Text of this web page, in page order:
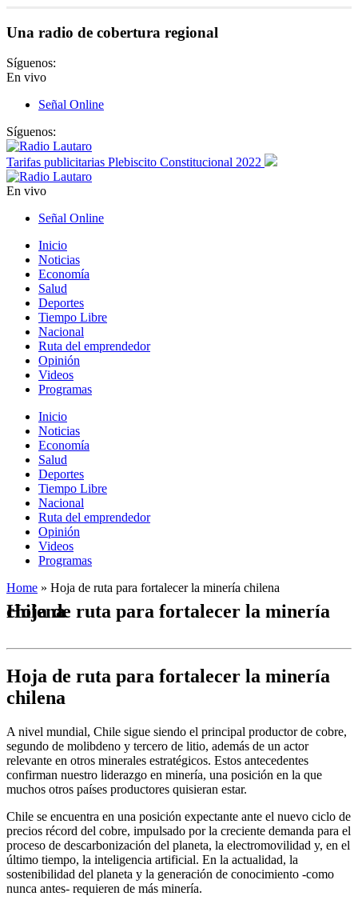
Una radio de cobertura regional
Síguenos:
En vivo
Señal Online
Síguenos:
Tarifas publicitarias Plebiscito Constitucional 2022
En vivo
Señal Online
Inicio
Noticias
Economía
Salud
Deportes
Tiempo Libre
Nacional
Ruta del emprendedor
Opinión
Videos
Programas
Inicio
Noticias
Economía
Salud
Deportes
Tiempo Libre
Nacional
Ruta del emprendedor
Opinión
Videos
Programas
Home » Hoja de ruta para fortalecer la minería chilena
Hoja de ruta para fortalecer la minería chilena
Hoja de ruta para fortalecer la minería
chilena
A nivel mundial, Chile sigue siendo el principal productor de cobre,
segundo de molibdeno y tercero de litio, además de un actor
relevante en otros minerales estratégicos. Estos antecedentes
confirman nuestro liderazgo en minería, una posición en la que
muchos otros países productores quisieran estar.
Chile se encuentra en una posición expectante ante el nuevo ciclo de
precios récord del cobre, impulsado por la creciente demanda para el
proceso de descarbonización del planeta, la electromovilidad y, en el
último tiempo, la inteligencia artificial. En la actualidad, la
sostenibilidad del planeta y la generación de conocimiento -como
nunca antes- requieren de más minería.